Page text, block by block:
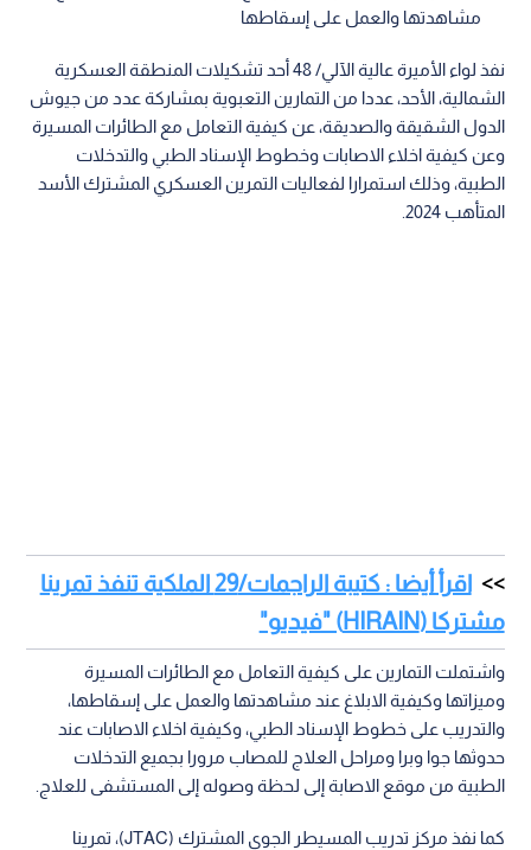
مشاهدتها والعمل على إسقاطها
نفذ لواء الأميرة عالية الآلي/ 48 أحد تشكيلات المنطقة العسكرية
الشمالية، الأحد، عددا من التمارين التعبوية بمشاركة عدد من جيوش
الدول الشقيقة والصديقة، عن كيفية التعامل مع الطائرات المسيرة
وعن كيفية اخلاء الاصابات وخطوط الإسناد الطبي والتدخلات
الطبية، وذلك استمرارا لفعاليات التمرين العسكري المشترك الأسد
المتأهب 2024.
اقرأ أيضا : كتيبة الراجمات/29 الملكية تنفذ تمرينا
مشتركا (HIRAIN) "فيديو"
واشتملت التمارين على كيفية التعامل مع الطائرات المسيرة
وميزاتها وكيفية الابلاغ عند مشاهدتها والعمل على إسقاطها،
والتدريب على خطوط الإسناد الطبي، وكيفية اخلاء الاصابات عند
حدوثها جوا وبرا ومراحل العلاج للمصاب مرورا بجميع التدخلات
الطبية من موقع الاصابة إلى لحظة وصوله إلى المستشفى للعلاج.
كما نفذ مركز تدريب المسيطر الجوي المشترك (JTAC)، تمرينا